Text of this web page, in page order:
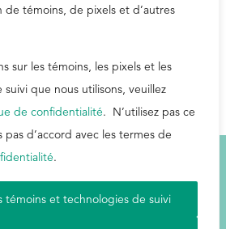
de témoins, de pixels et d’autres
sur les témoins, les pixels et les
que nous utilisons, veuillez
de confidentialité. N’utilisez pas ce
pas d’accord avec les termes de
.
témoins et technologies de suivi
sur le contrôle de
de la poix
Carte du site | Politique de confidentialité